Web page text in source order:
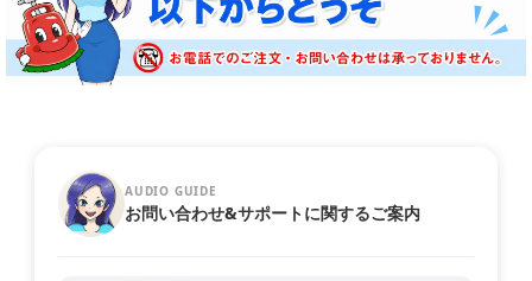
AUDIO GUIDE
お問い合わせ&サポートに関するご案内